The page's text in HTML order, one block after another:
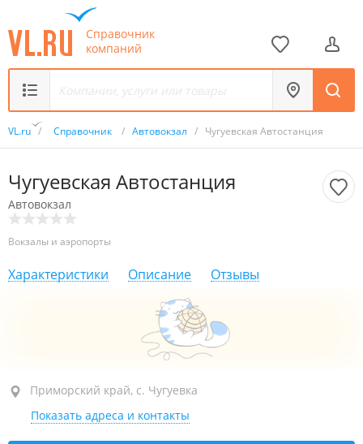
Справочник
компаний
VL.ru / Справочник / Автовокзал / Чугуевская Автостанция
Чугуевская Автостанция
Автовокзал
Вокзалы и аэропорты
Характеристики Описание Отзывы
Приморский край, с. Чугуевка, ул. 50 лет Октября,
202А
Приморский край, с. Чугуевка
Показать адреса и контакты